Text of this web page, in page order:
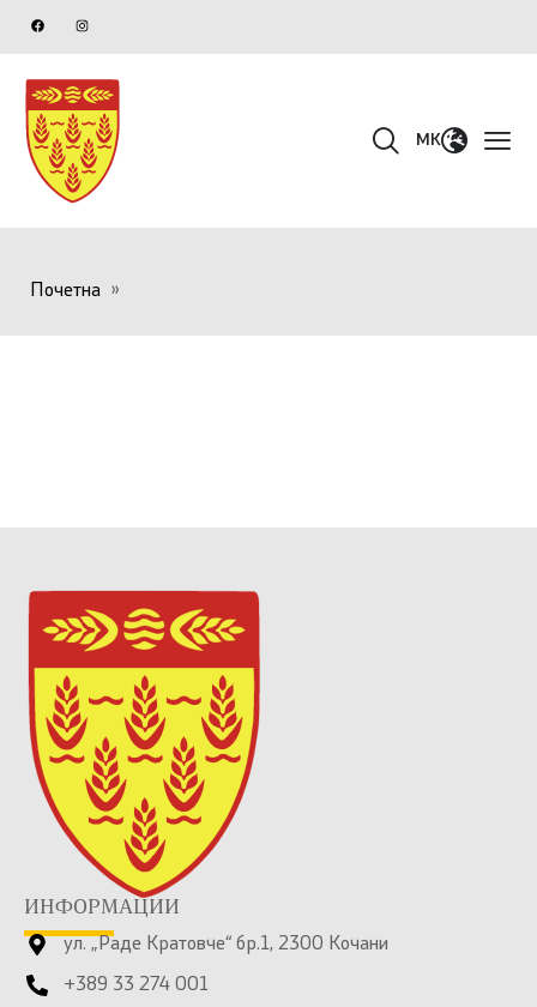
MK
Почетна »
ИНФОРМАЦИИ
ул. „Раде Кратовче“ бр.1, 2300 Кочани
+389 33 274 001